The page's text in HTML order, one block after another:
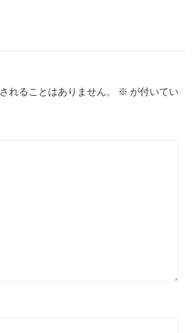
れることはありません。 ※ が付いてい